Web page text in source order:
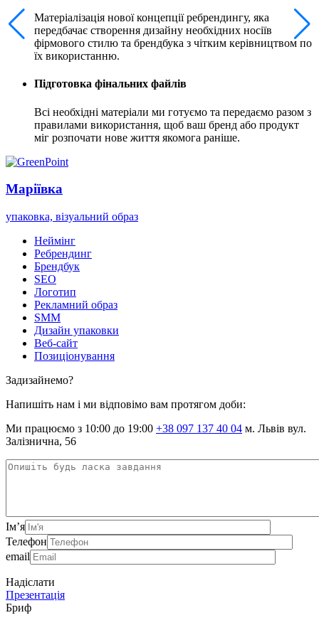
Матеріалізація нової концепції ребрендингу, яка
передбачає створення дизайну необхідних носіїв
фірмового стилю та брендбука з чітким керівництвом по
їх використанню.
Підготовка фінальних файлів
Всі необхідні матеріали ми готуємо та передаємо разом з
правилами використання, щоб ваш бренд або продукт
міг розпочати нове життя якомога раніше.
Маріївка
упаковка, візуальний образ
Неймінг
Ребрендинг
Брендбук
SEO
Логотип
Рекламний образ
SMM
Дизайн упаковки
Веб-сайт
Позиціонування
Задизайнемо?
Напишіть нам і ми відповімо вам протягом доби:
Ми працюємо з 10:00 до 19:00 +38 097 137 40 04 м. Львів вул.
Залізнична, 56
Ім’я
Телефон
email
Надіслати
Презентація
Бриф